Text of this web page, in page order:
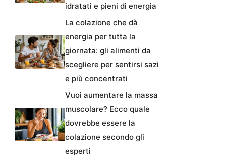
idratati e pieni di energia
La colazione che dà
energia per tutta la
giornata: gli alimenti da
scegliere per sentirsi sazi
e più concentrati
Vuoi aumentare la massa
muscolare? Ecco quale
dovrebbe essere la
colazione secondo gli
esperti